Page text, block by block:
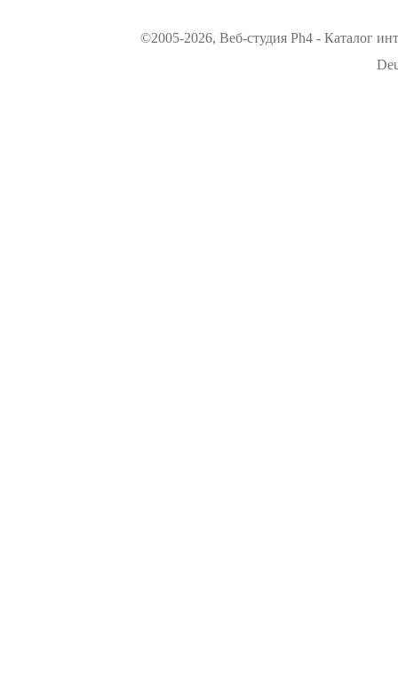
©2005-2026, Веб-студия Ph4 - Каталог